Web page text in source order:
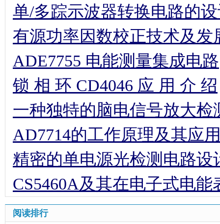
单/多踪示波器转换电路的
有源功率因数校正技术及发
ADE7755 电能测量集成电路
锁 相 环 CD4046 应 用 介 绍
一种独特的脑电信号放大检
AD7714的工作原理及其应
精密的单电源光检测电路设
CS5460A及其在电子式电能
阅读排行